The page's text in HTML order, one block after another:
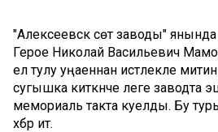
"Алексеевск сөт заводы"
Герое Николай Васильевич
ел тулу уңаеннан истәлекле
сугышка киткәнче әлеге заводта
мемориаль такта куелды. Бу
хәбәр итә.